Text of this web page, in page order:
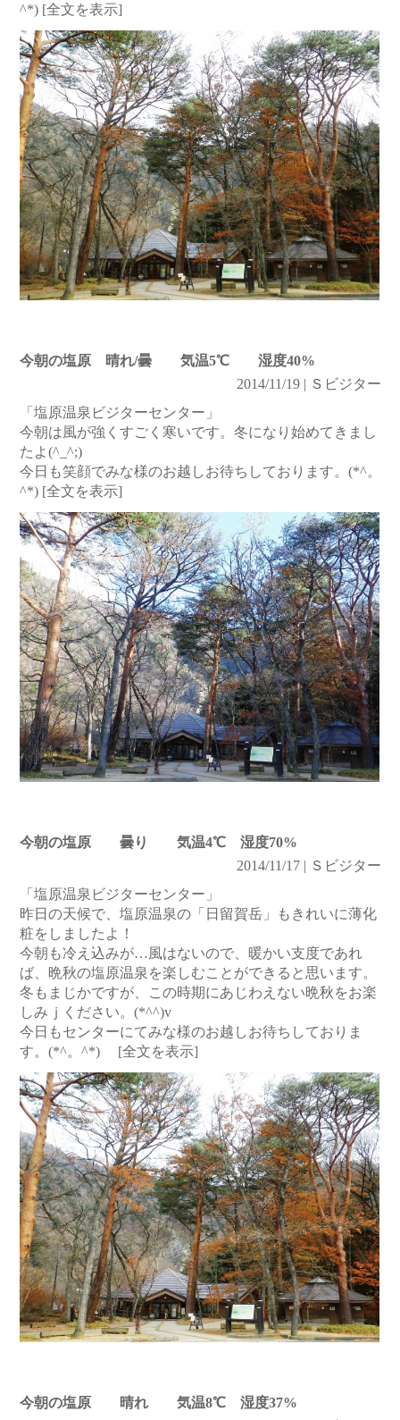
^*) [全文を表示]
今朝の塩原 晴れ/曇 気温5℃ 湿度40%
2014/11/19 | Ｓビジター
「塩原温泉ビジターセンター」
今朝は風が強くすごく寒いです。冬になり始めてきまし
たよ(^_^;)
今日も笑顔でみな様のお越しお待ちしております。(*^。
^*) [全文を表示]
今朝の塩原 曇り 気温4℃ 湿度70%
2014/11/17 | Ｓビジター
「塩原温泉ビジターセンター」
昨日の天候で、塩原温泉の「日留賀岳」もきれいに薄化
粧をしましたよ！
今朝も冷え込みが…風はないので、暖かい支度であれ
ば、晩秋の塩原温泉を楽しむことができると思います。
冬もまじかですが、この時期にあじわえない晩秋をお楽
しみｊください。(*^^)v
今日もセンターにてみな様のお越しお待ちしておりま
す。(*^。^*) [全文を表示]
今朝の塩原 晴れ 気温8℃ 湿度37%